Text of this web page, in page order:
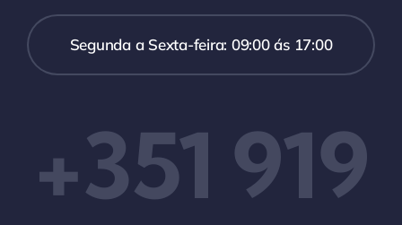
Segunda a Sexta-feira: 09:00 ás 17:00
+351 919